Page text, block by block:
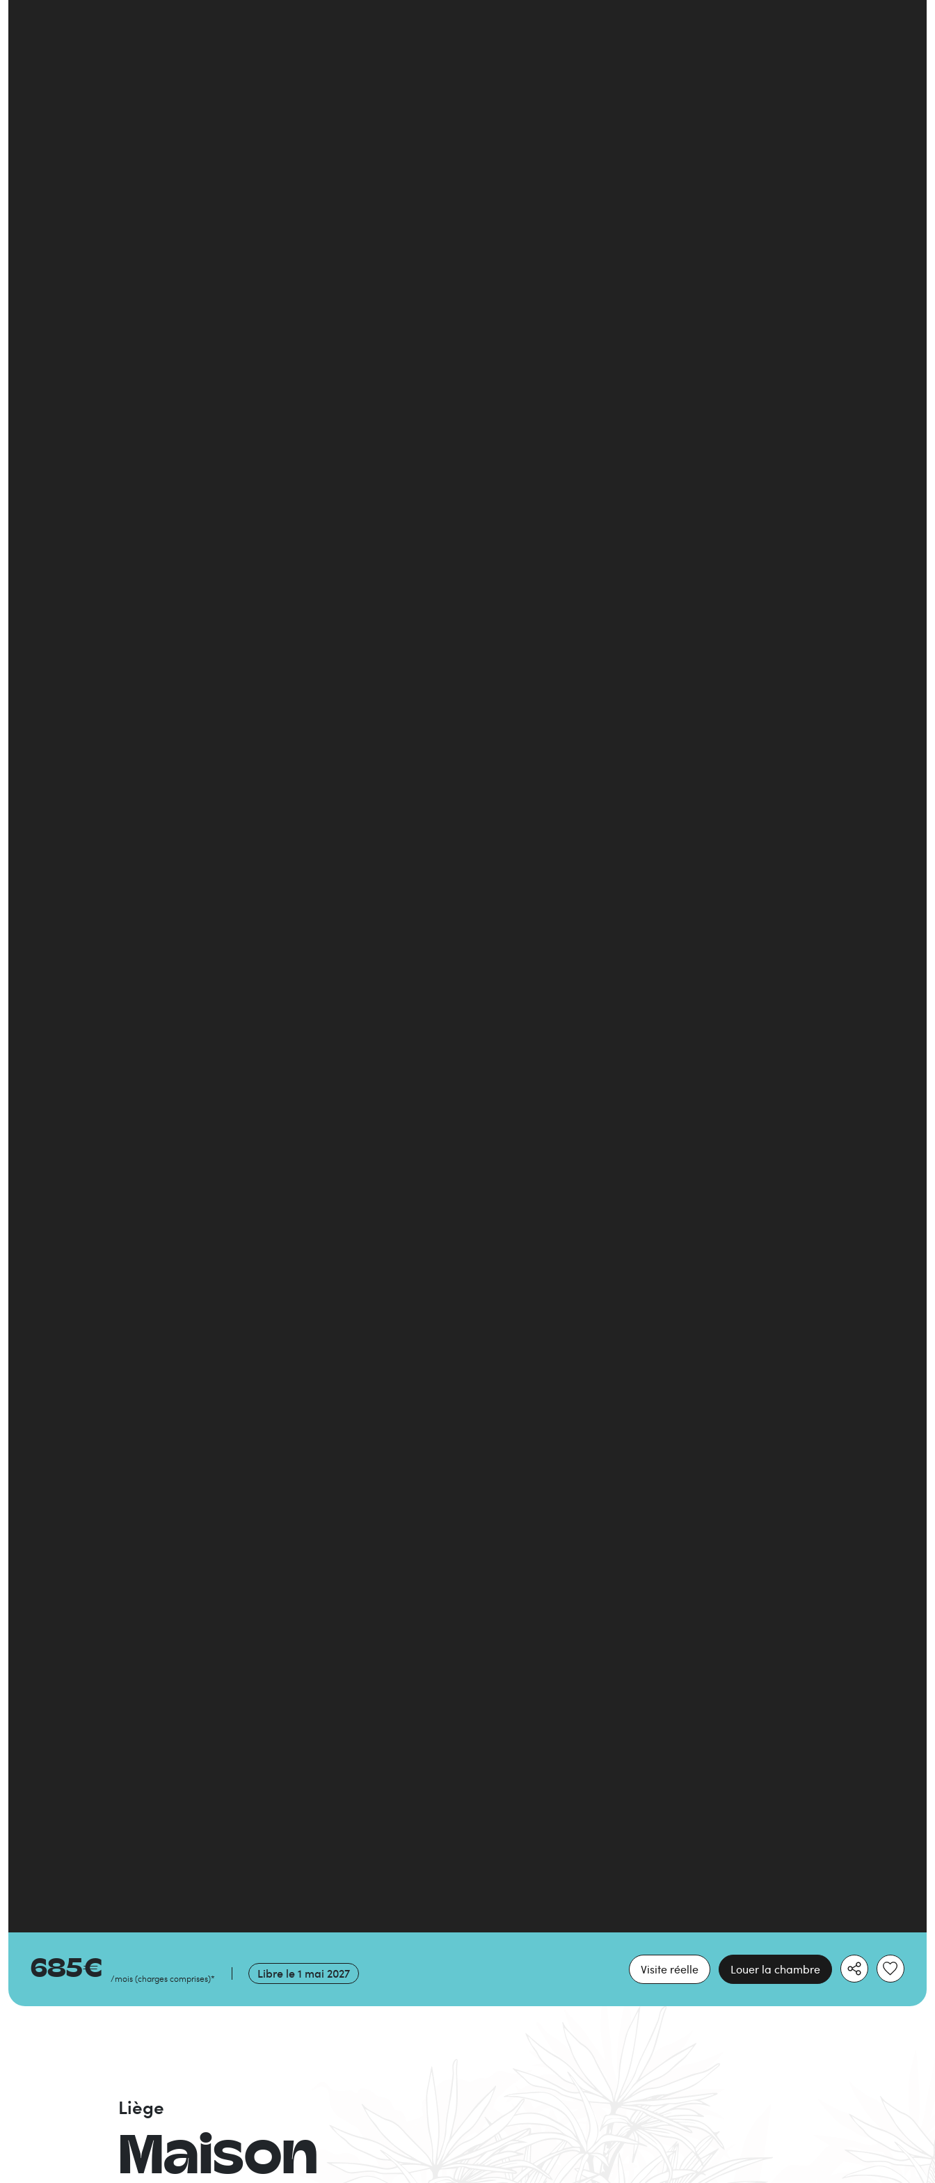
685€ /mois(charges comprises)* Libre le1 mai 2027 Visite réelle Louer la chambre
Maison
Liège